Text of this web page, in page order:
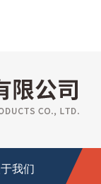
我们